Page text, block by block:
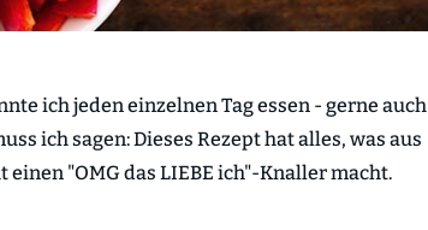
ich jeden einzelnen Tag essen - gerne auch
ich sagen: Dieses Rezept hat alles, was aus
einen "OMG das LIEBE ich"-Knaller macht.